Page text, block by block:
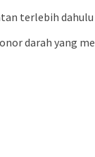
terlebih
darah yang